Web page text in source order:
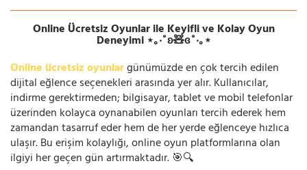
Online Ücretsiz Oyunlar ile Keyifli ve Kolay Oyun
Deneyimi ⋆｡‧˚ʚ🧸ɞ˚‧｡⋆
Online ücretsiz oyunlargünümüzde en çok tercih edilen
dijital eğlence seçenekleri arasında yer alır. Kullanıcılar,
indirme gerektirmeden; bilgisayar, tablet ve mobil telefonlar
üzerinden kolayca oynanabilen oyunları tercih ederek hem
zamandan tasarruf eder hem de her yerde eğlenceye hızlıca
ulaşır. Bu erişim kolaylığı, online oyun platformlarına olan
ilgiyi her geçen gün artırmaktadır. 🎯🔍